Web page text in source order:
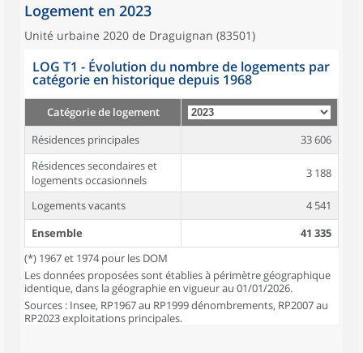
Logement en 2023
Unité urbaine 2020 de Draguignan (83501)
LOG T1 - Évolution du nombre de logements par
catégorie en historique depuis 1968
Catégorie de logement
Résidences principales
33 606
Résidences secondaires et
logements occasionnels
3 188
Logements vacants
4 541
Ensemble
41 335
(*) 1967 et 1974 pour les DOM
Les données proposées sont établies à périmètre géographique
identique, dans la géographie en vigueur au 01/01/2026.
Sources : Insee, RP1967 au RP1999 dénombrements, RP2007 au
RP2023 exploitations principales.